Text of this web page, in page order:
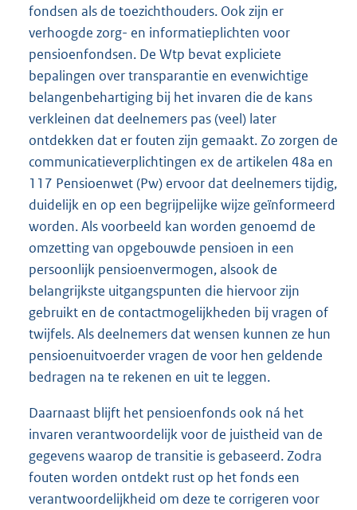
fondsen als de toezichthouders. Ook zijn er
verhoogde zorg- en informatieplichten voor
pensioenfondsen. De Wtp bevat expliciete
bepalingen over transparantie en evenwichtige
belangenbehartiging bij het invaren die de kans
verkleinen dat deelnemers pas (veel) later
ontdekken dat er fouten zijn gemaakt. Zo zorgen de
communicatieverplichtingen ex de artikelen 48a en
117 Pensioenwet (Pw) ervoor dat deelnemers tijdig,
duidelijk en op een begrijpelijke wijze geïnformeerd
worden. Als voorbeeld kan worden genoemd de
omzetting van opgebouwde pensioen in een
persoonlijk pensioenvermogen, alsook de
belangrijkste uitgangspunten die hiervoor zijn
gebruikt en de contactmogelijkheden bij vragen of
twijfels. Als deelnemers dat wensen kunnen ze hun
pensioenuitvoerder vragen de voor hen geldende
bedragen na te rekenen en uit te leggen.
Daarnaast blijft het pensioenfonds ook ná het
invaren verantwoordelijk voor de juistheid van de
gegevens waarop de transitie is gebaseerd. Zodra
fouten worden ontdekt rust op het fonds een
verantwoordelijkheid om deze te corrigeren voor